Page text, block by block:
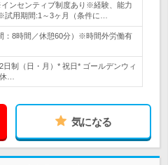
インセンティブ制度あり※経験、能力
用期間:1～3ヶ月（条件に…
：8時間／休憩60分）※時間外労働有
日制（日・月）* 祝日* ゴールデンウィ
…
気になる